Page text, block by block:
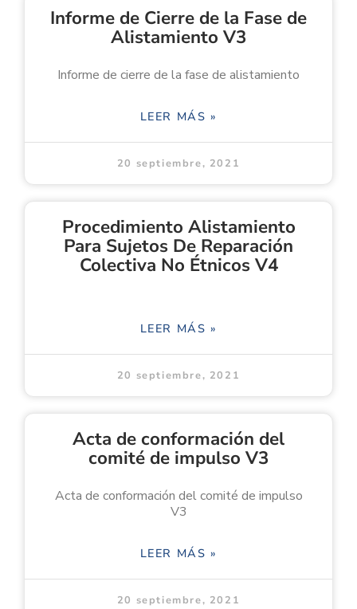
Informe de Cierre de la Fase de
Alistamiento V3
Informe de cierre de la fase de alistamiento
LEER MÁS »
20 septiembre, 2021
Procedimiento Alistamiento
Para Sujetos De Reparación
Colectiva No Étnicos V4
LEER MÁS »
20 septiembre, 2021
Acta de conformación del
comité de impulso V3
Acta de conformación del comité de impulso
V3
LEER MÁS »
20 septiembre, 2021